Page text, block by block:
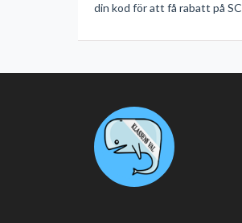
din kod för att få rabatt på